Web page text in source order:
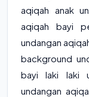
aqiqah anak
aqiqah bayi
undangan
background
bayi laki laki
undangan